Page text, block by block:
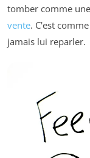
tomber comme
vente. C'est
jamais lui reparler.